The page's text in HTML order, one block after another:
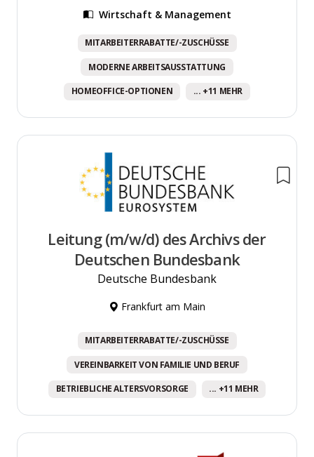
Wirtschaft & Management
MITARBEITERRABATTE/-ZUSCHÜSSE
MODERNE ARBEITSAUSSTATTUNG
HOMEOFFICE-OPTIONEN ... +11 MEHR
Leitung (m/w/d) des Archivs der
Deutschen Bundesbank
Deutsche Bundesbank
Frankfurt am Main
MITARBEITERRABATTE/-ZUSCHÜSSE
VEREINBARKEIT VON FAMILIE UND BERUF
BETRIEBLICHE ALTERSVORSORGE ... +11 MEHR